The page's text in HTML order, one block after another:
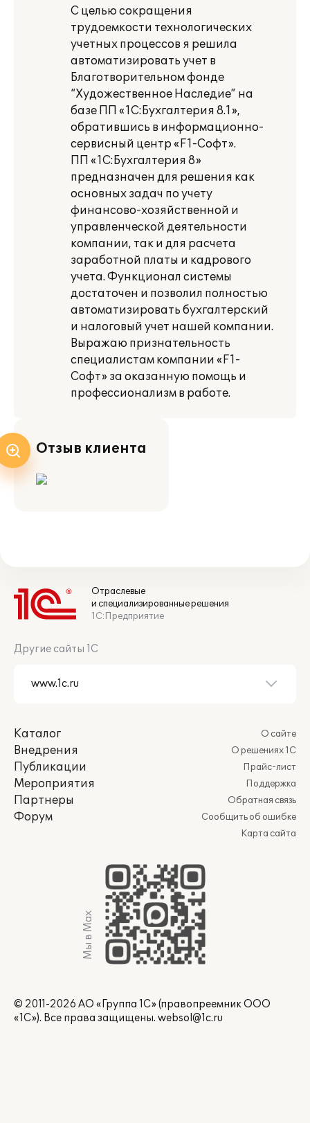
С целью сокращения
трудоемкости технологических
учетных процессов я решила
автоматизировать учет в
Благотворительном фонде
“Художественное Наследие” на
базе ПП «1С:Бухгалтерия 8.1»,
обратившись в информационно-
сервисный центр «F1-Софт».
ПП «1С:Бухгалтерия 8»
предназначен для решения как
основных задач по учету
финансово-хозяйственной и
управленческой деятельности
компании, так и для расчета
заработной платы и кадрового
учета. Функционал системы
достаточен и позволил полностью
автоматизировать бухгалтерский
и налоговый учет нашей компании.
Выражаю признательность
специалистам компании «F1-
Софт» за оказанную помощь и
профессионализм в работе.
Отзыв клиента
Отраслевые
и специализированные решения
1С:Предприятие
Другие сайты 1С
Каталог
Внедрения
Публикации
Мероприятия
Партнеры
Форум
О сайте
О решениях 1С
Прайс-лист
Поддержка
Обратная связь
Сообщить об ошибке
Карта сайта
Мы в Max
© 2011-2026 АО «Группа 1С» (правопреемник ООО
«1С»). Все права защищены. websol@1c.ru